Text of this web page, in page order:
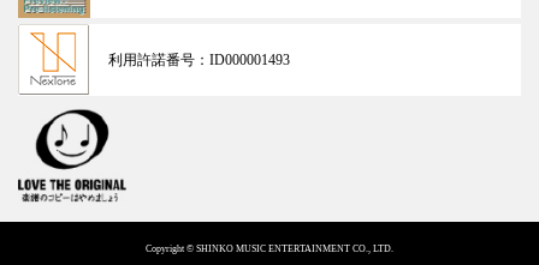
利用許諾番号： ID000001493
Copyright © SHINKO MUSIC ENTERTAINMENT CO., LTD.